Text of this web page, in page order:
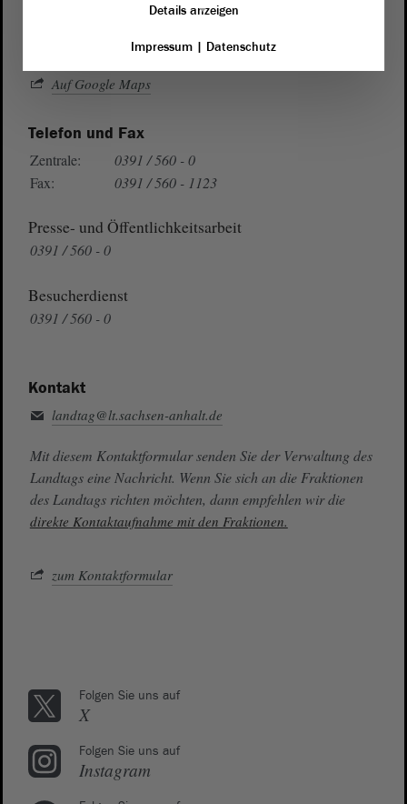
Wegbeschreibung
Auf Google Maps
Telefon und Fax
Zentrale:
0391 / 560 - 0
Fax:
0391 / 560 - 1123
Presse- und Öffentlichkeitsarbeit
0391 / 560 - 0
Besucherdienst
0391 / 560 - 0
Kontakt
landtag@lt.sachsen-anhalt.de
Mit diesem Kontaktformular senden Sie der Verwaltung des
Landtags eine Nachricht. Wenn Sie sich an die Fraktionen
des Landtags richten möchten, dann empfehlen wir die
direkte Kontaktaufnahme mit den Fraktionen.
zum Kontaktformular
Folgen Sie uns auf
X
Folgen Sie uns auf
Instagram
Details anzeigen
Impressum| Datenschutz